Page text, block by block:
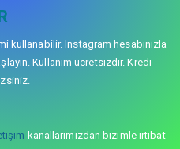
kullanabilir. Instagram hesabınızla
Kullanım ücretsizdir. Kredi
kanallarımızdan bizimle irtibat